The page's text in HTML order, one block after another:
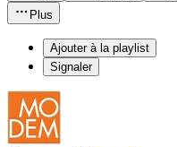
Plus
Ajouter à la playlist
Signaler